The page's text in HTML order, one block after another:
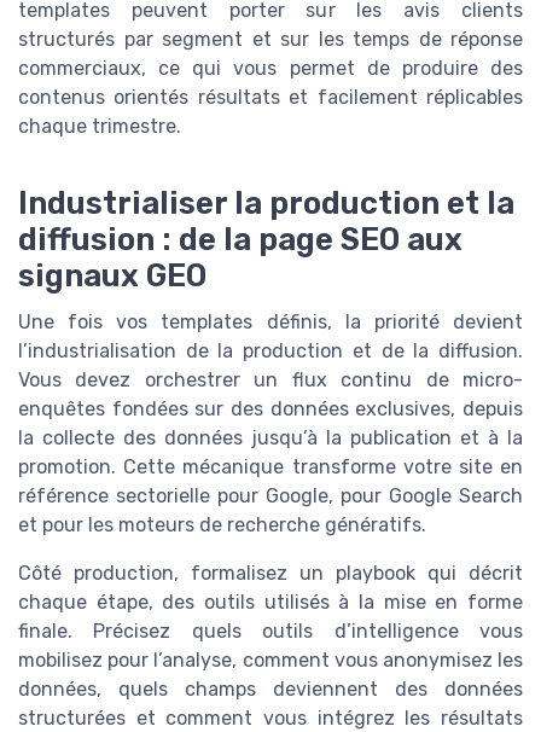
templates peuvent porter sur les avis clients
structurés par segment et sur les temps de réponse
commerciaux, ce qui vous permet de produire des
contenus orientés résultats et facilement réplicables
chaque trimestre.
Industrialiser la production et la
diffusion : de la page SEO aux
signaux GEO
Une fois vos templates définis, la priorité devient
l’industrialisation de la production et de la diffusion.
Vous devez orchestrer un flux continu de micro-
enquêtes fondées sur des données exclusives, depuis
la collecte des données jusqu’à la publication et à la
promotion. Cette mécanique transforme votre site en
référence sectorielle pour Google, pour Google Search
et pour les moteurs de recherche génératifs.
Côté production, formalisez un playbook qui décrit
chaque étape, des outils utilisés à la mise en forme
finale. Précisez quels outils d’intelligence vous
mobilisez pour l’analyse, comment vous anonymisez les
données, quels champs deviennent des données
structurées et comment vous intégrez les résultats